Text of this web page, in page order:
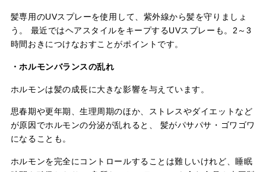
髪専用のUVスプレーを使用して、紫外線から髪を守りましょ
う。 最近ではヘアスタイルをキープするUVスプレーも。2～3
時間おきにつけなおすことがポイントです。
・ホルモンバランスの乱れ
ホルモンは髪の成長に大きな影響を与えています。
思春期や更年期、生理周期のほか、ストレスやダイエットなど
が原因でホルモンの分泌が乱れると、 髪がパサパサ・ゴワゴワ
になることも。
ホルモンを完全にコントロールすることは難しいけれど、睡眠